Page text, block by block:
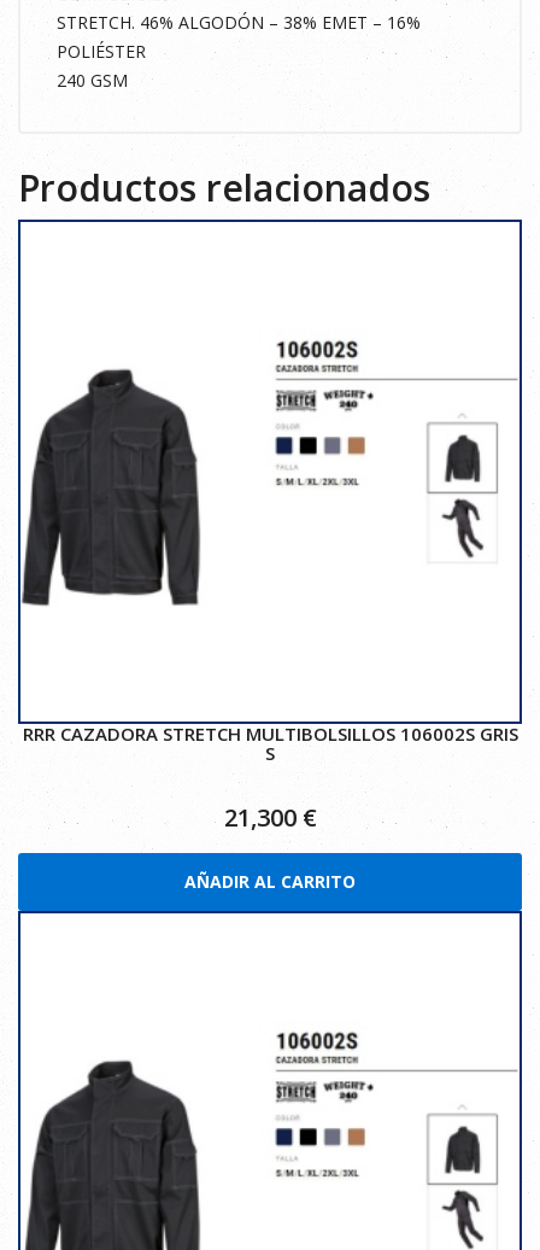
STRETCH. 46% ALGODÓN – 38% EMET – 16%
POLIÉSTER
240 GSM
Productos relacionados
RRR CAZADORA STRETCH MULTIBOLSILLOS 106002S GRIS
S
21,300 €
AÑADIR AL CARRITO